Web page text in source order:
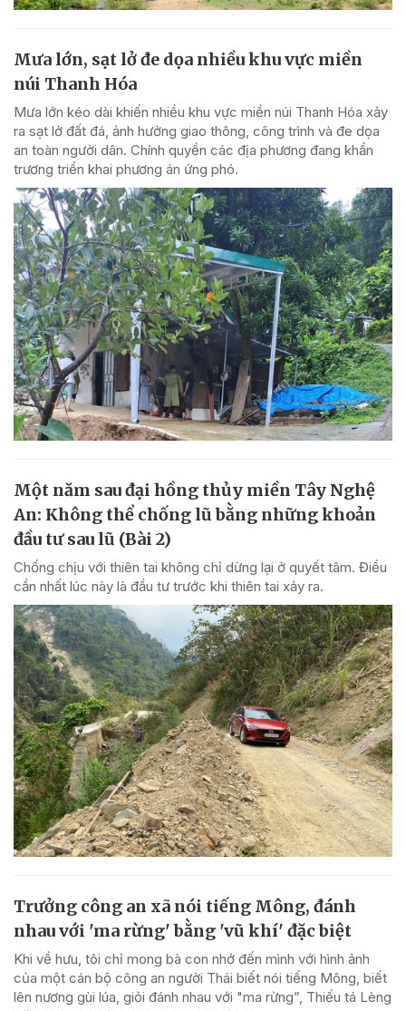
Mưa lớn, sạt lở đe dọa nhiều khu vực miền
núi Thanh Hóa
Mưa lớn kéo dài khiến nhiều khu vực miền núi Thanh Hóa xảy
ra sạt lở đất đá, ảnh hưởng giao thông, công trình và đe dọa
an toàn người dân. Chính quyền các địa phương đang khẩn
trương triển khai phương án ứng phó.
Một năm sau đại hồng thủy miền Tây Nghệ
An: Không thể chống lũ bằng những khoản
đầu tư sau lũ (Bài 2)
Chống chịu với thiên tai không chỉ dừng lại ở quyết tâm. Điều
cần nhất lúc này là đầu tư trước khi thiên tai xảy ra.
Trưởng công an xã nói tiếng Mông, đánh
nhau với 'ma rừng' bằng 'vũ khí' đặc biệt
Khi về hưu, tôi chỉ mong bà con nhớ đến mình với hình ảnh
của một cán bộ công an người Thái biết nói tiếng Mông, biết
lên nương gùi lúa, giỏi đánh nhau với "ma rừng”, Thiếu tá Lèng